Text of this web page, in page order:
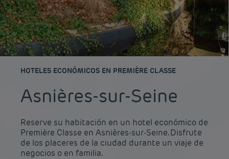
HOTELES ECONÓMICOS EN PREMIÈRE CLASSE
Asnières-sur-Seine
Reserve su habitación en un hotel económico de
Première Classe en Asnières-sur-Seine. Disfrute
de los placeres de la ciudad durante un viaje de
negocios o en familia.